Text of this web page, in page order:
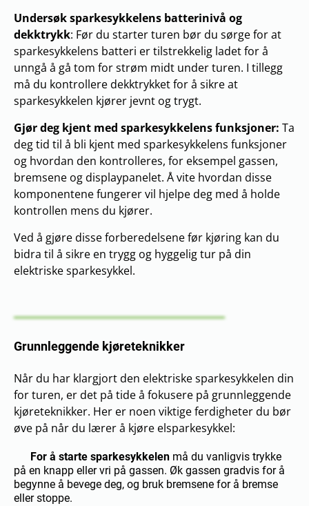
Undersøk sparkesykkelens batterinivå og
dekktrykk: Før du starter turen bør du sørge for at
sparkesykkelens batteri er tilstrekkelig ladet for å
unngå å gå tom for strøm midt under turen. I tillegg
må du kontrollere dekktrykket for å sikre at
sparkesykkelen kjører jevnt og trygt.
Gjør deg kjent med sparkesykkelens funksjoner: Ta
deg tid til å bli kjent med sparkesykkelens funksjoner
og hvordan den kontrolleres, for eksempel gassen,
bremsene og displaypanelet. Å vite hvordan disse
komponentene fungerer vil hjelpe deg med å holde
kontrollen mens du kjører.
Ved å gjøre disse forberedelsene før kjøring kan du
bidra til å sikre en trygg og hyggelig tur på din
elektriske sparkesykkel.
Grunnleggende kjøreteknikker
Når du har klargjort den elektriske sparkesykkelen din
for turen, er det på tide å fokusere på grunnleggende
kjøreteknikker. Her er noen viktige ferdigheter du bør
øve på når du lærer å kjøre elsparkesykkel:
For å starte sparkesykkelen må du vanligvis trykke
på en knapp eller vri på gassen. Øk gassen gradvis for å
begynne å bevege deg, og bruk bremsene for å bremse
eller stoppe.